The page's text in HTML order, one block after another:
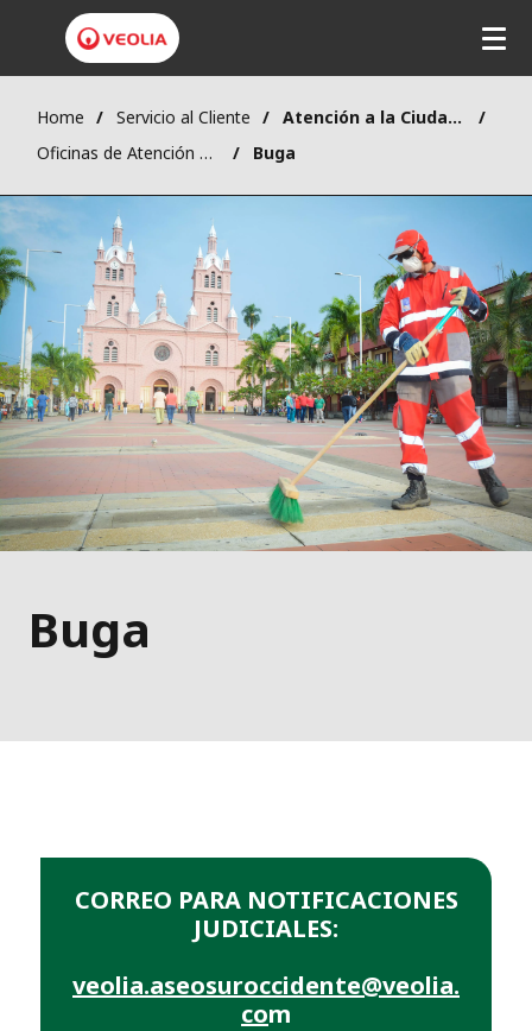
Home Servicio al Cliente
Atención a la Ciudadanía
Oficinas de Atención al Cliente
Buga
Buga
CORREO PARA NOTIFICACIONES
JUDICIALES:
veolia.aseosuroccidente@veolia.
com